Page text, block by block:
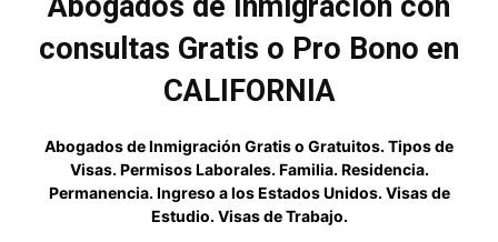
consultas Gratis o Pro Bono en
CALIFORNIA
Abogados de Inmigración Gratis o Gratuitos. Tipos de
Visas. Permisos Laborales. Familia. Residencia.
Permanencia. Ingreso a los Estados Unidos. Visas de
Estudio. Visas de Trabajo.